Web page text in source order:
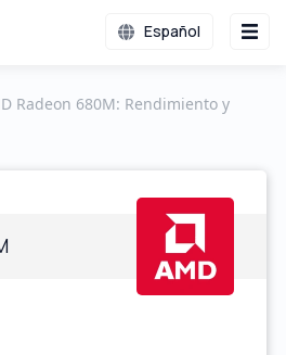
Español
Radeon 680M: Rendimiento y